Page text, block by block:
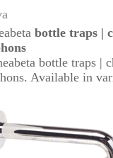
bottle traps |
bottle traps |
Available in